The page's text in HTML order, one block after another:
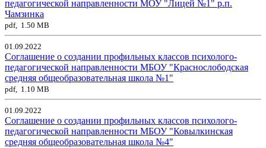
педагогической направленности МОУ "Лицей №1" р.п.
Чамзинка
pdf, 1.50 MB
01.09.2022
Соглашение о создании профильных классов психолого-
педагогической направленности МБОУ "Краснослободская
средняя общеобразовательная школа №1"
pdf, 1.10 MB
01.09.2022
Соглашение о создании профильных классов психолого-
педагогической направленности МБОУ "Ковылкинская
средняя общеобразовательная школа №4"